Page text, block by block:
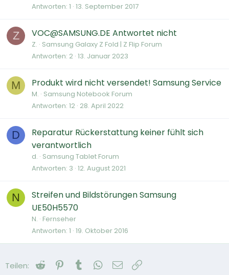
Antworten 1 13. September 2017
Z VOC@SAMSUNG.DE Antwortet nicht
Z. Samsung Galaxy Z Fold | Z Flip Forum
Antworten 2 13. Januar 2023
M Produkt wird nicht versendet! Samsung Service
M. Samsung Notebook Forum
Antworten 12 28. April 2022
D
Reparatur Rückerstattung keiner fühlt sich
verantwortlich
d. Samsung Tablet Forum
Antworten 3 12. August 2021
N
Streifen und Bildstörungen Samsung
UE50H5570
N. Fernseher
Antworten 1 19. Oktober 2016
Teilen: Reddit Pinterest
Tumblr WhatsApp
E-Mail